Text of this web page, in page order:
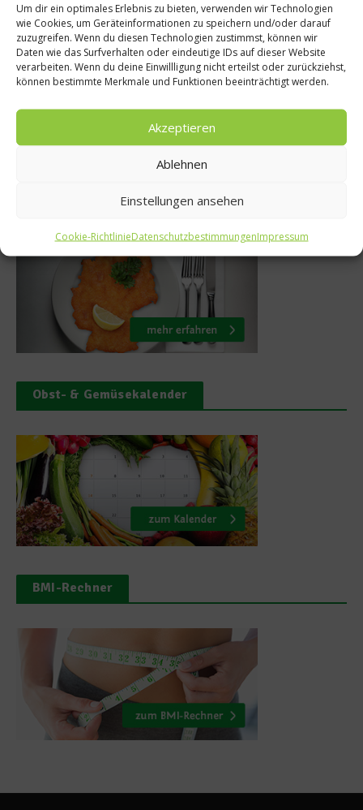
Um dir ein optimales Erlebnis zu bieten, verwenden wir Technologien
wie Cookies, um Geräteinformationen zu speichern und/oder darauf
zuzugreifen. Wenn du diesen Technologien zustimmst, können wir
Daten wie das Surfverhalten oder eindeutige IDs auf dieser Website
verarbeiten. Wenn du deine Einwillligung nicht erteilst oder zurückziehst,
können bestimmte Merkmale und Funktionen beeinträchtigt werden.
Akzeptieren
Ablehnen
Einstellungen ansehen
Cookie-RichtlinieDatenschutzbestimmungenImpressum
– Wein ist…
News
Jeunes
Was isst Deutschland
Obst- & Gemüsekalender
BMI-Rechner